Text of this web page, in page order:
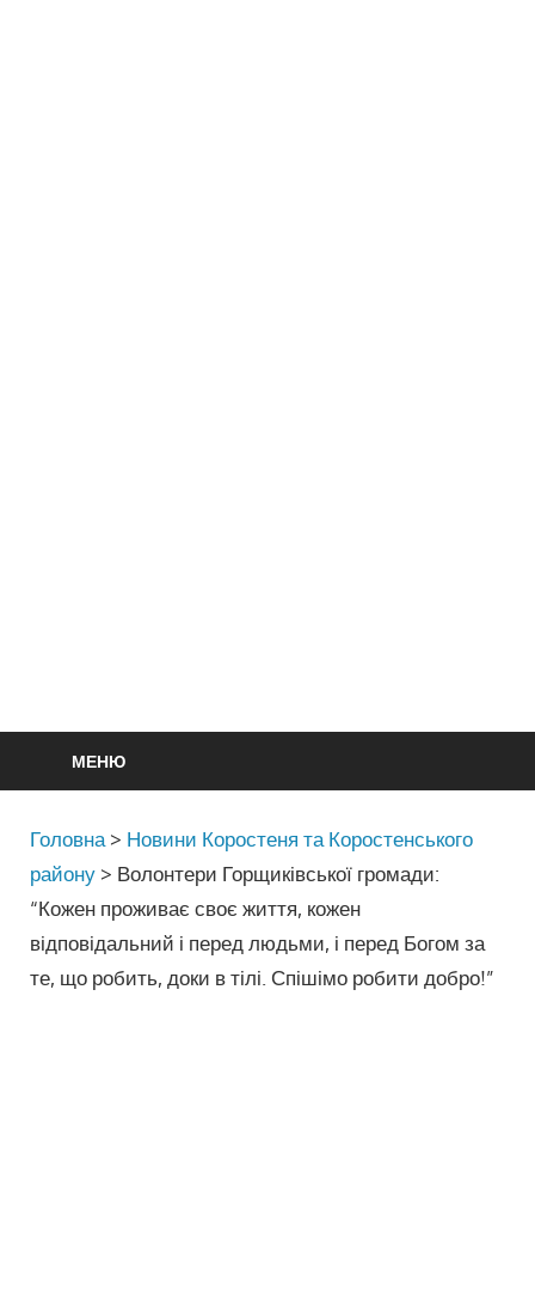
МЕНЮ
Головна > Новини Коростеня та Коростенського
району > Волонтери Горщиківської громади:
“Кожен проживає своє життя, кожен
відповідальний і перед людьми, і перед Богом за
те, що робить, доки в тілі. Спішімо робити добро!”